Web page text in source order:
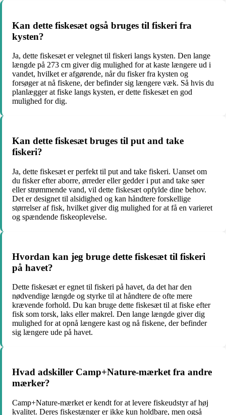
Kan dette fiskesæt også bruges til fiskeri fra
kysten?
Ja, dette fiskesæt er velegnet til fiskeri langs kysten. Den lange
længde på 273 cm giver dig mulighed for at kaste længere ud i
vandet, hvilket er afgørende, når du fisker fra kysten og
forsøger at nå fiskene, der befinder sig længere væk. Så hvis du
planlægger at fiske langs kysten, er dette fiskesæt en god
mulighed for dig.
Kan dette fiskesæt bruges til put and take
fiskeri?
Ja, dette fiskesæt er perfekt til put and take fiskeri. Uanset om
du fisker efter aborre, ørreder eller gedder i put and take søer
eller strømmende vand, vil dette fiskesæt opfylde dine behov.
Det er designet til alsidighed og kan håndtere forskellige
størrelser af fisk, hvilket giver dig mulighed for at få en varieret
og spændende fiskeoplevelse.
Hvordan kan jeg bruge dette fiskesæt til fiskeri
på havet?
Dette fiskesæt er egnet til fiskeri på havet, da det har den
nødvendige længde og styrke til at håndtere de ofte mere
krævende forhold. Du kan bruge dette fiskesæt til at fiske efter
fisk som torsk, laks eller makrel. Den lange længde giver dig
mulighed for at opnå længere kast og nå fiskene, der befinder
sig længere ude på havet.
Hvad adskiller Camp+Nature-mærket fra andre
mærker?
Camp+Nature-mærket er kendt for at levere fiskeudstyr af høj
kvalitet. Deres fiskestænger er ikke kun holdbare, men også